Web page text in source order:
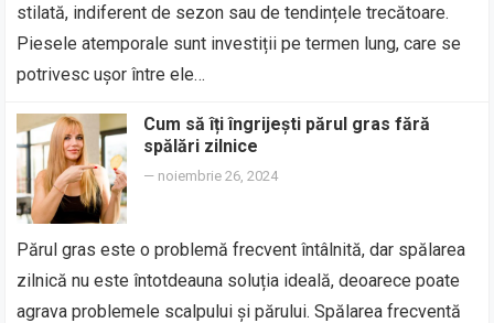
stilată, indiferent de sezon sau de tendințele trecătoare.
Piesele atemporale sunt investiții pe termen lung, care se
potrivesc ușor între ele…
Cum să îți îngrijești părul gras fără
spălări zilnice
— noiembrie 26, 2024
Părul gras este o problemă frecvent întâlnită, dar spălarea
zilnică nu este întotdeauna soluția ideală, deoarece poate
agrava problemele scalpului și părului. Spălarea frecventă